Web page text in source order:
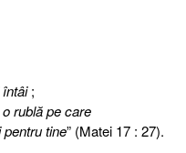
;
rublă pe care
tine” (Matei 17 : 27).